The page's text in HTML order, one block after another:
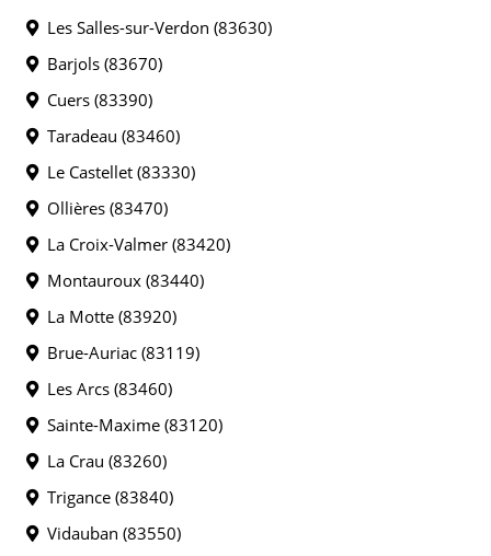
Les Salles-sur-Verdon (83630)
Barjols (83670)
Cuers (83390)
Taradeau (83460)
Le Castellet (83330)
Ollières (83470)
La Croix-Valmer (83420)
Montauroux (83440)
La Motte (83920)
Brue-Auriac (83119)
Les Arcs (83460)
Sainte-Maxime (83120)
La Crau (83260)
Trigance (83840)
Vidauban (83550)